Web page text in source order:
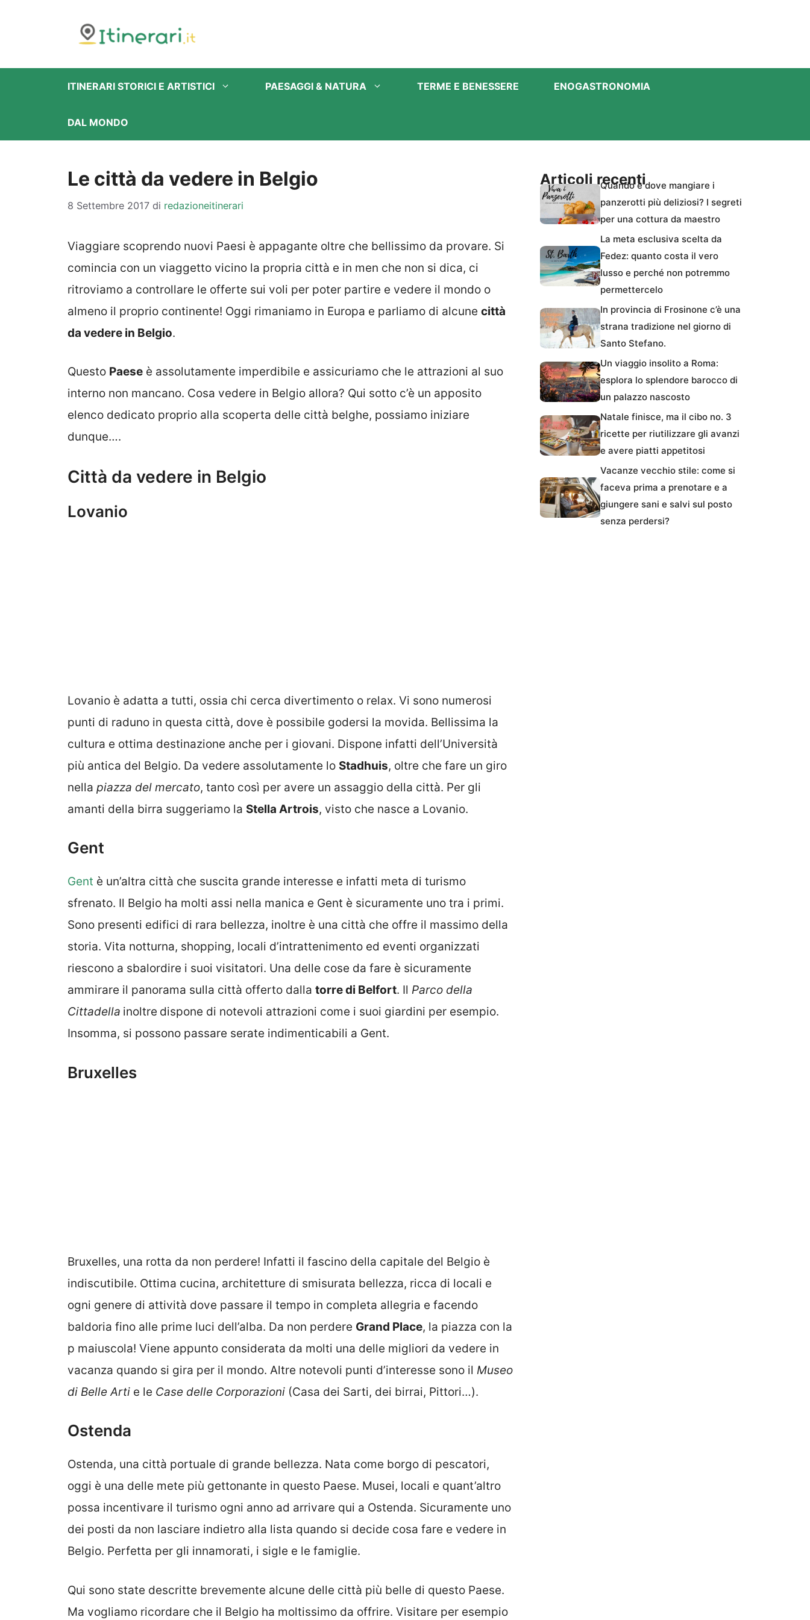
ITINERARI STORICI E ARTISTICI PAESAGGI & NATURA TERME E BENESSERE ENOGASTRONOMIA
DAL MONDO
Le città da vedere in Belgio
8 Settembre 2017 di redazioneitinerari
Viaggiare scoprendo nuovi Paesi è appagante oltre che bellissimo da provare. Si
comincia con un viaggetto vicino la propria città e in men che non si dica, ci
ritroviamo a controllare le offerte sui voli per poter partire e vedere il mondo o
almeno il proprio continente! Oggi rimaniamo in Europa e parliamo di alcune città
da vedere in Belgio.
Questo Paese è assolutamente imperdibile e assicuriamo che le attrazioni al suo
interno non mancano. Cosa vedere in Belgio allora? Qui sotto c’è un apposito
elenco dedicato proprio alla scoperta delle città belghe, possiamo iniziare
dunque….
Città da vedere in Belgio
Lovanio
Lovanio è adatta a tutti, ossia chi cerca divertimento o relax. Vi sono numerosi
punti di raduno in questa città, dove è possibile godersi la movida. Bellissima la
cultura e ottima destinazione anche per i giovani. Dispone infatti dell’Università
più antica del Belgio. Da vedere assolutamente lo Stadhuis, oltre che fare un giro
nella piazza del mercato, tanto così per avere un assaggio della città. Per gli
amanti della birra suggeriamo la Stella Artrois, visto che nasce a Lovanio.
Gent
Gent è un’altra città che suscita grande interesse e infatti meta di turismo
sfrenato. Il Belgio ha molti assi nella manica e Gent è sicuramente uno tra i primi.
Sono presenti edifici di rara bellezza, inoltre è una città che offre il massimo della
storia. Vita notturna, shopping, locali d’intrattenimento ed eventi organizzati
riescono a sbalordire i suoi visitatori. Una delle cose da fare è sicuramente
ammirare il panorama sulla città offerto dalla torre di Belfort. Il Parco della
Cittadella inoltre dispone di notevoli attrazioni come i suoi giardini per esempio.
Insomma, si possono passare serate indimenticabili a Gent.
Bruxelles
Bruxelles, una rotta da non perdere! Infatti il fascino della capitale del Belgio è
indiscutibile. Ottima cucina, architetture di smisurata bellezza, ricca di locali e
ogni genere di attività dove passare il tempo in completa allegria e facendo
baldoria fino alle prime luci dell’alba. Da non perdere Grand Place, la piazza con la
p maiuscola! Viene appunto considerata da molti una delle migliori da vedere in
vacanza quando si gira per il mondo. Altre notevoli punti d’interesse sono il Museo
di Belle Arti e le Case delle Corporazioni (Casa dei Sarti, dei birrai, Pittori…).
Ostenda
Ostenda, una città portuale di grande bellezza. Nata come borgo di pescatori,
oggi è una delle mete più gettonante in questo Paese. Musei, locali e quant’altro
possa incentivare il turismo ogni anno ad arrivare qui a Ostenda. Sicuramente uno
dei posti da non lasciare indietro alla lista quando si decide cosa fare e vedere in
Belgio. Perfetta per gli innamorati, i sigle e le famiglie.
Qui sono state descritte brevemente alcune delle città più belle di questo Paese.
Ma vogliamo ricordare che il Belgio ha moltissimo da offrire. Visitare per esempio
Articoli recentiQuando e dove mangiare i
panzerotti più deliziosi? I segreti
per una cottura da maestro
La meta esclusiva scelta da
Fedez: quanto costa il vero
lusso e perché non potremmo
permettercelo
In provincia di Frosinone c’è una
strana tradizione nel giorno di
Santo Stefano.
Un viaggio insolito a Roma:
esplora lo splendore barocco di
un palazzo nascosto
Natale finisce, ma il cibo no. 3
ricette per riutilizzare gli avanzi
e avere piatti appetitosi
Vacanze vecchio stile: come si
faceva prima a prenotare e a
giungere sani e salvi sul posto
senza perdersi?